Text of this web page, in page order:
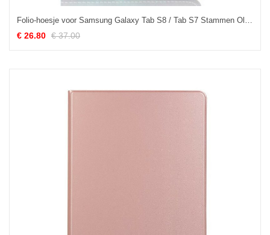
Folio-hoesje voor Samsung Galaxy Tab S8 / Tab S7 Stammen Olifant
€ 26.80 € 37.00